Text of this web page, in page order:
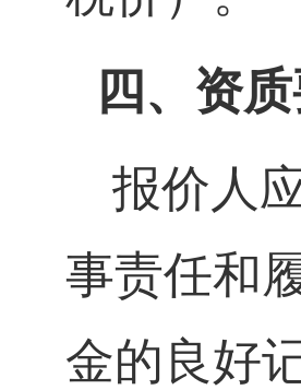
四、资
报价人
事责任和
金的良好